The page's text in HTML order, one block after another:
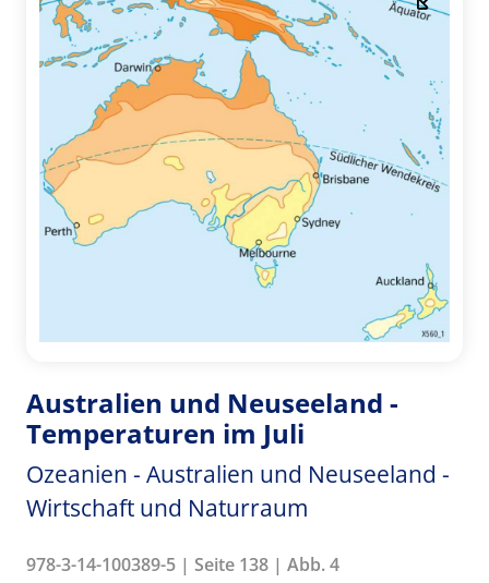
Australien und Neuseeland -
Temperaturen im Juli
Ozeanien - Australien und Neuseeland -
Wirtschaft und Naturraum
978-3-14-100389-5 | Seite 138 | Abb. 4